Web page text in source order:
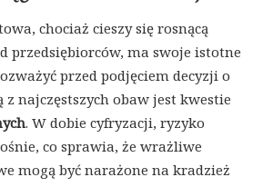
chociaż cieszy się rosnącą
przedsiębiorców, ma swoje istotne
przed podjęciem decyzji o
z najczęstszych obaw jest kwestie
. W dobie cyfryzacji, ryzyko
co sprawia, że wrażliwe
mogą być narażone na kradzież